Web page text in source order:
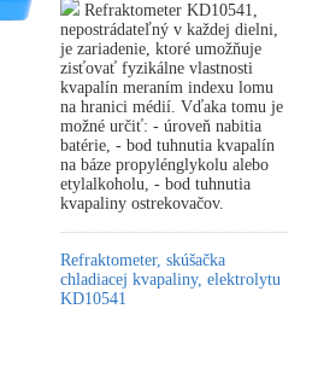
Refraktometer KD10541,
nepostrádateľný v každej dielni,
je zariadenie, ktoré umožňuje
zisťovať fyzikálne vlastnosti
kvapalín meraním indexu lomu
na hranici médií. Vďaka tomu je
možné určiť: - úroveň nabitia
batérie, - bod tuhnutia kvapalín
na báze propylénglykolu alebo
etylalkoholu, - bod tuhnutia
kvapaliny ostrekovačov.
Refraktometer, skúšačka
chladiacej kvapaliny, elektrolytu
KD10541